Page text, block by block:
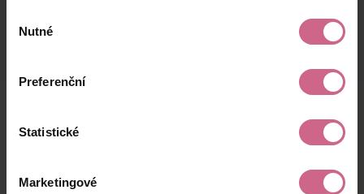
souhlasu
Nutné
Preferenční
Statistické
Marketingové
Chcete si sáhnout na bohatství?
Těžte burzu s naším XDIGRem!